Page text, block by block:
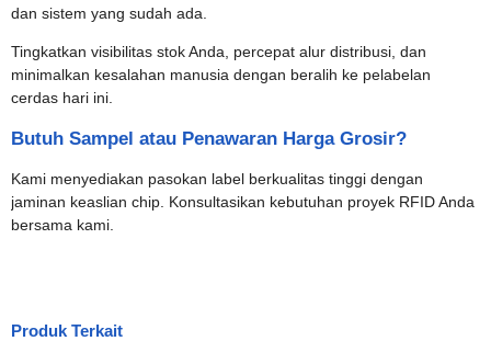
dan sistem yang sudah ada.
Tingkatkan visibilitas stok Anda, percepat alur distribusi, dan
minimalkan kesalahan manusia dengan beralih ke pelabelan
cerdas hari ini.
Butuh Sampel atau Penawaran Harga Grosir?
Kami menyediakan pasokan label berkualitas tinggi dengan
jaminan keaslian chip. Konsultasikan kebutuhan proyek RFID Anda
bersama kami.
Produk Terkait